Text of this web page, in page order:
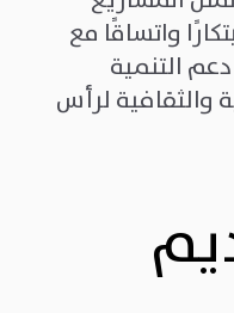
واتساقًا مع
التنمية
والثقافية لرأس